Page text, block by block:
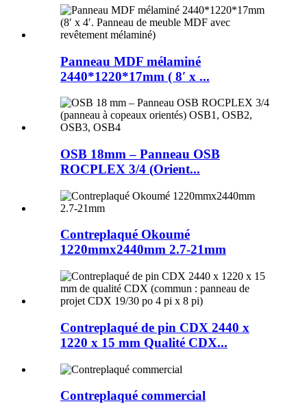
Panneau MDF mélaminé
2440*1220*17mm ( 8′ x ...
OSB 18mm – Panneau OSB
ROCPLEX 3/4 (Orient...
Contreplaqué Okoumé
1220mmx2440mm 2.7-21mm
Contreplaqué de pin CDX 2440 x
1220 x 15 mm Qualité CDX...
Contreplaqué commercial